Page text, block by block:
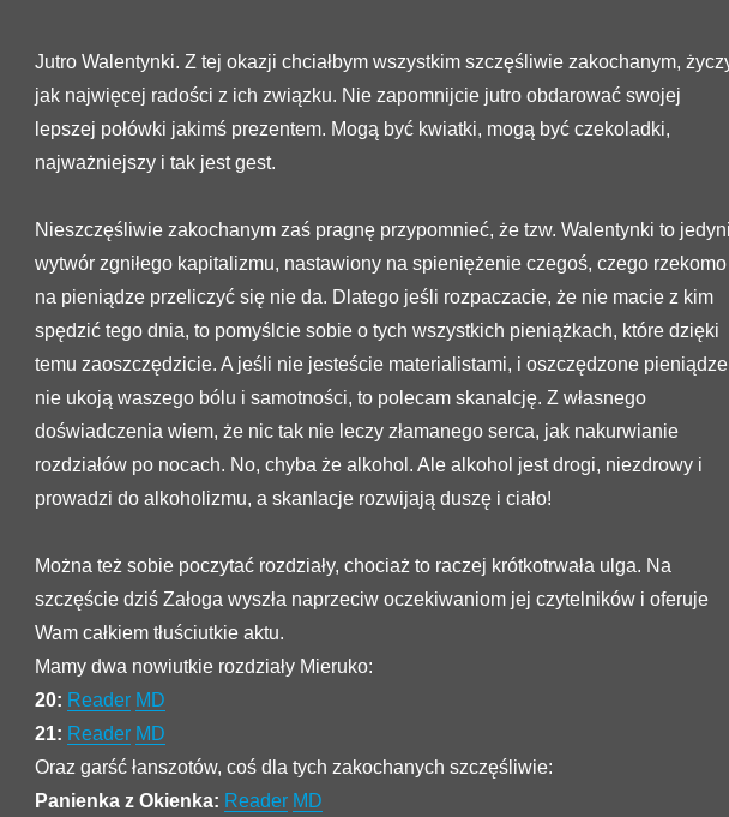
Jutro Walentynki. Z tej okazji chciałbym wszystkim szczęśliwie zakochanym,
jak najwięcej radości z ich związku. Nie zapomnijcie jutro obdarować swojej
lepszej połówki jakimś prezentem. Mogą być kwiatki, mogą być czekoladki,
najważniejszy i tak jest gest.
Nieszczęśliwie zakochanym zaś pragnę przypomnieć, że tzw. Walentynki to
wytwór zgniłego kapitalizmu, nastawiony na spieniężenie czegoś, czego rzekomo
na pieniądze przeliczyć się nie da. Dlatego jeśli rozpaczacie, że nie macie z kim
spędzić tego dnia, to pomyślcie sobie o tych wszystkich pieniążkach, które dzięki
temu zaoszczędzicie. A jeśli nie jesteście materialistami, i oszczędzone pieniądze
nie ukoją waszego bólu i samotności, to polecam skanalcję. Z własnego
doświadczenia wiem, że nic tak nie leczy złamanego serca, jak nakurwianie
rozdziałów po nocach. No, chyba że alkohol. Ale alkohol jest drogi, niezdrowy i
prowadzi do alkoholizmu, a skanlacje rozwijają duszę i ciało!
Można też sobie poczytać rozdziały, chociaż to raczej krótkotrwała ulga. Na
szczęście dziś Załoga wyszła naprzeciw oczekiwaniom jej czytelników i oferuje
Wam całkiem tłuściutkie aktu.
Mamy dwa nowiutkie rozdziały Mieruko:
20: Reader MD
21: Reader MD
Oraz garść łanszotów, coś dla tych zakochanych szczęśliwie:
Panienka z Okienka: Reader MD